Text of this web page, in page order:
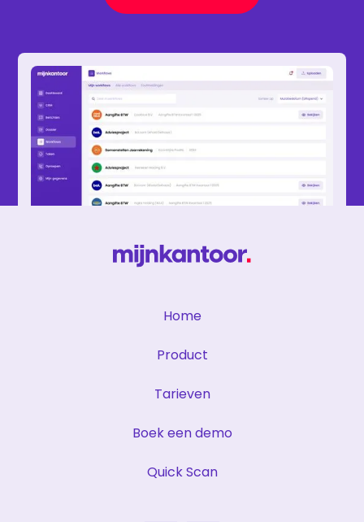
Home
Product
Tarieven
Boek een demo
Quick Scan